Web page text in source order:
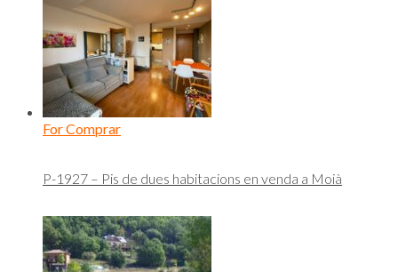
For Comprar
P-1927 – Pis de dues habitacions en venda a Moià